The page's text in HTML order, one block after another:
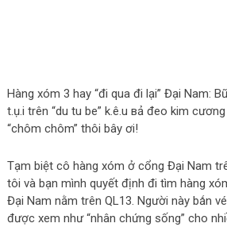
Hàng xóm 3 hay “đi qua đi lại” Đại Nam:
t.ụ.i trên “du tu be” k.ê.u вả đeo kim
“chôm chôm” thôi bây ơi!
Tạm biệt cô hàng xóm ở cổng Đại Nam
tôi và bạn mình quyết định đi tìm hàng
Đại Nam nằm trên QL13. Người này bǻn
được xem như “nhân chứng sống” cho